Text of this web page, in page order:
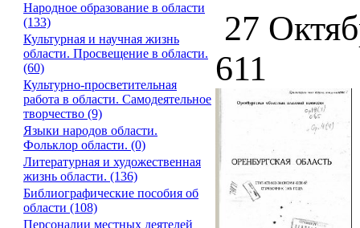
Народное образование в области
(133)
Культурная и научная жизнь
области. Просвещение в области.
(60)
Культурно-просветительная
работа в области. Самодеятельное
творчество (9)
Языки народов области.
Фольклор области. (0)
Литературная и художественная
жизнь области. (136)
Библиографические пособия об
области (108)
Персоналии местных деятелей
27
611